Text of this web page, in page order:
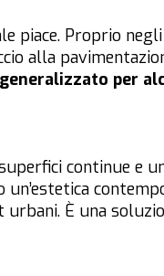
piace. Proprio
alla
per
continue e
È una